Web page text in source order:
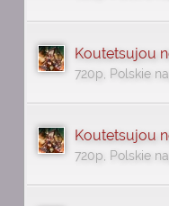
Koutetsujou
720p, Polskie
Koutetsujou
720p, Polskie